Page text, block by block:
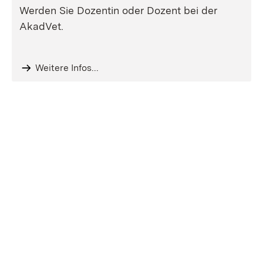
Werden Sie Dozentin oder Dozent bei der
AkadVet.
Weitere Infos...